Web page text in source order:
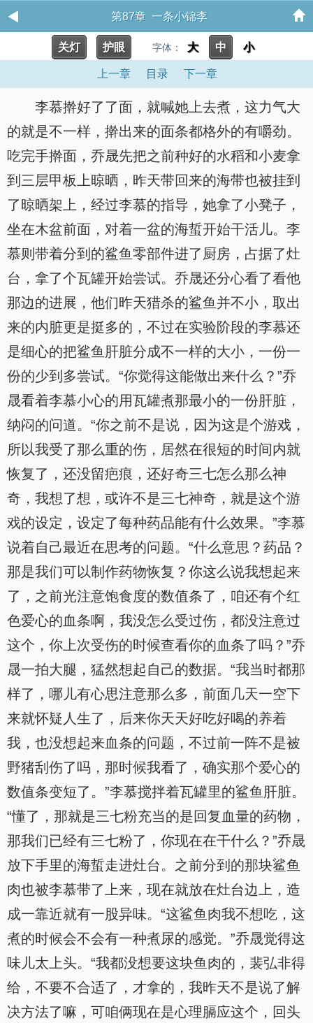
第87章 一条小锦李
关灯 护眼 字体： 大 中 小
上一章 目录 下一章
李慕擀好了了面，就喊她上去煮，这力气大
的就是不一样，擀出来的面条都格外的有嚼劲。
吃完手擀面，乔晟先把之前种好的水稻和小麦拿
到三层甲板上晾晒，昨天带回来的海带也被挂到
了晾晒架上，经过李慕的指导，她拿了小凳子，
坐在木盆前面，对着一盆的海蜇开始干活儿。李
慕则带着分到的鲨鱼零部件进了厨房，占据了灶
台，拿了个瓦罐开始尝试。乔晟还分心看了看他
那边的进展，他们昨天猎杀的鲨鱼并不小，取出
来的内脏更是挺多的，不过在实验阶段的李慕还
是细心的把鲨鱼肝脏分成不一样的大小，一份一
份的少到多尝试。“你觉得这能做出来什么？”乔
晟看着李慕小心的用瓦罐煮那最小的一份肝脏，
纳闷的问道。“你之前不是说，因为这是个游戏，
所以我受了那么重的伤，居然在很短的时间内就
恢复了，还没留疤痕，还好奇三七怎么那么神
奇，我想了想，或许不是三七神奇，就是这个游
戏的设定，设定了每种药品能有什么效果。”李慕
说着自己最近在思考的问题。“什么意思？药品？
那是我们可以制作药物恢复？你这么说我想起来
了，之前光注意饱食度的数值条了，咱还有个红
色爱心的血条啊，我没怎么受过伤，都没注意过
这个，你上次受伤的时候查看你的血条了吗？”乔
晟一拍大腿，猛然想起自己的数据。“我当时都那
样了，哪儿有心思注意那么多，前面几天一空下
来就怀疑人生了，后来你天天好吃好喝的养着
我，也没想起来血条的问题，不过前一阵不是被
野猪刮伤了吗，那时候我看了，确实那个爱心的
数值条变短了。”李慕搅拌着瓦罐里的鲨鱼肝脏。
“懂了，那就是三七粉充当的是回复血量的药物，
那我们已经有三七粉了，你现在在干什么？”乔晟
放下手里的海蜇走进灶台。之前分到的那块鲨鱼
肉也被李慕带了上来，现在就放在灶台边上，造
成一靠近就有一股异味。“这鲨鱼肉我不想吃，这
煮的时候会不会有一种煮尿的感觉。”乔晟觉得这
味儿太上头。“我都没想要这块鱼肉的，裴弘非得
给，不要不合适了，才拿的，我昨天不是说了解
决方法了嘛，可咱俩现在是心理膈应这个，回头